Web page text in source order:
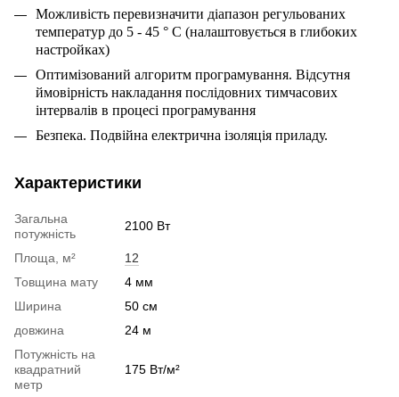
Можливість перевизначити діапазон регульованих
температур до 5 - 45 ° С (налаштовується в глибоких
настройках)
Оптимізований алгоритм програмування. Відсутня
ймовірність накладання послідовних тимчасових
інтервалів в процесі програмування
Безпека. Подвійна електрична ізоляція приладу.
Характеристики
Загальна
потужність
2100 Вт
Площа, м²
12
Товщина мату
4 мм
Ширина
50 см
довжина
24 м
Потужність на
квадратний
метр
175 Вт/м²